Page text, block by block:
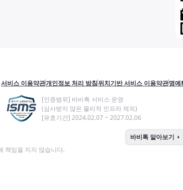
서비스 이용약관개인정보 처리 방침위치기반 서비스 이용약관명예
[인증범위] 바비톡 서비스 운영
(심사받지 않은 물리적 인프라 제외)
[유효기간] 2024.02.07 ~ 2027.02.06
바비톡 알아보기 arrow_right
책임을 지지 않습니다.